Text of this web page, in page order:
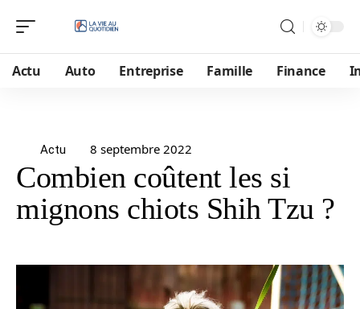
Actu Auto Entreprise Famille Finance
Actu 8 septembre 2022
Combien coûtent les si
mignons chiots Shih Tzu ?